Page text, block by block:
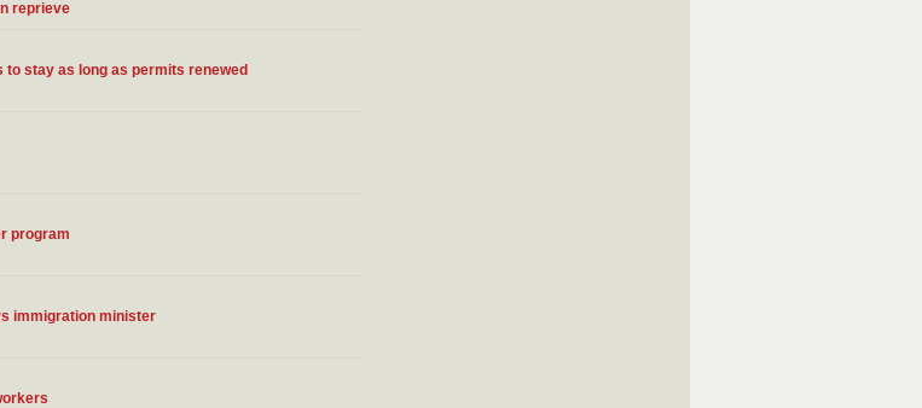
reprieve
stay as long as permits renewed
program
immigration minister